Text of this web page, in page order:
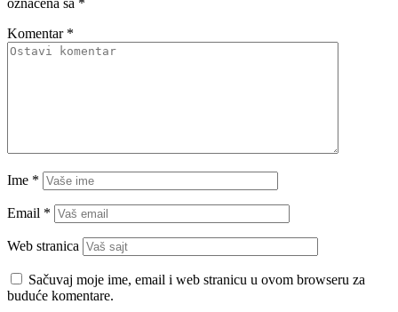
Komentar *
Ime *
Email *
Web stranica
Sačuvaj moje ime, email i web stranicu u ovom browseru za
buduće komentare.